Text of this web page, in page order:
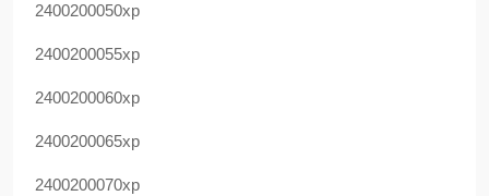
2400200050xp
2400200055xp
2400200060xp
2400200065xp
2400200070xp